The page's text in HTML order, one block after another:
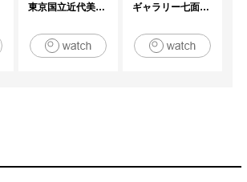
東京国立近代美術館 ギャラリー七面坂途中